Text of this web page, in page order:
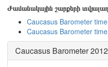
Ժամանակային շարքերի
Caucasus Barometer
Caucasus Barometer
Caucasus Barometer